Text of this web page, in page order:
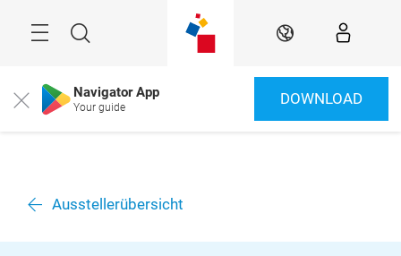
Suche DE
Close Navigator App
Your guide DOWNLOAD
Ausstellerübersicht